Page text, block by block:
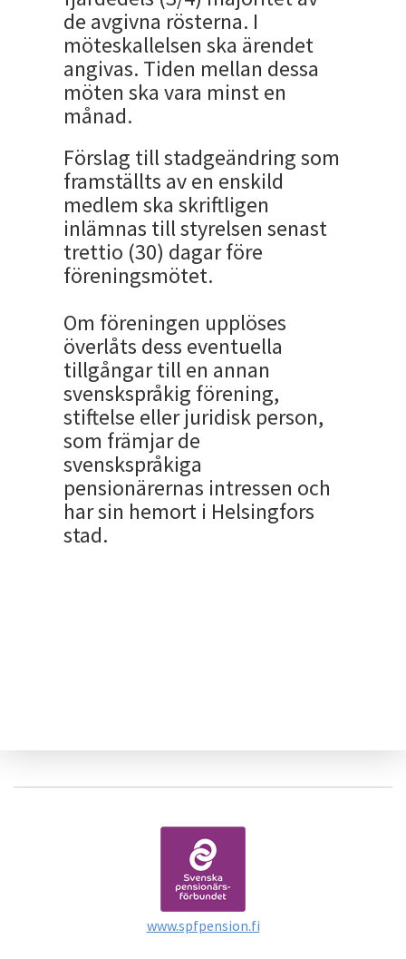
de avgivna rösterna. I
möteskallelsen ska ärendet
angivas. Tiden mellan dessa
möten ska vara minst en
månad.
Förslag till stadgeändring som
framställts av en enskild
medlem ska skriftligen
inlämnas till styrelsen senast
trettio (30) dagar före
föreningsmötet.
Om föreningen upplöses
överlåts dess eventuella
tillgångar till en annan
svenskspråkig förening,
stiftelse eller juridisk person,
som främjar de
svenskspråkiga
pensionärernas intressen och
har sin hemort i Helsingfors
stad.
www.spfpension.fi